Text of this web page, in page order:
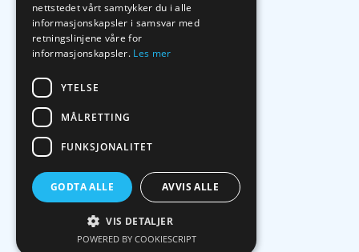
nettstedet vårt samtykker du i alle
informasjonskapsler i samsvar med
retningslinjene våre for
informasjonskapsler. Les mer
YTELSE
MÅLRETTING
FUNKSJONALITET
GODTA ALLE AVVIS ALLE
VIS DETALJER
POWERED BY COOKIESCRIPT